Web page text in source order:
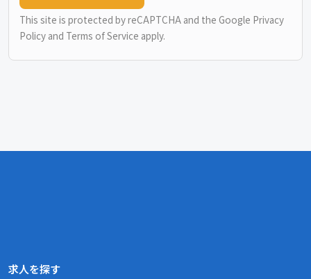
This site is protected by reCAPTCHA and the Google Privacy
Policy and Terms of Service apply.
求人を探す